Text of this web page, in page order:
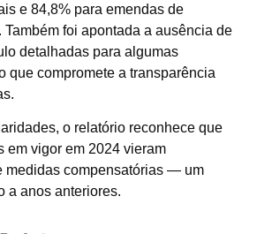
e 84,8% para emendas de
Também foi apontada a ausência de
detalhadas para algumas
que compromete a transparência
o relatório reconhece que
em vigor em 2024 vieram
medidas compensatórias — um
a anos anteriores.